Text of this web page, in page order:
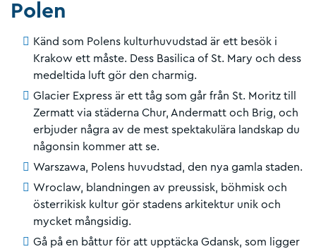
Polen
Känd som Polens kulturhuvudstad är ett besök i
Krakow ett måste. Dess Basilica of St. Mary och dess
medeltida luft gör den charmig.
Glacier Express är ett tåg som går från St. Moritz till
Zermatt via städerna Chur, Andermatt och Brig, och
erbjuder några av de mest spektakulära landskap du
någonsin kommer att se.
Warszawa, Polens huvudstad, den nya gamla staden.
Wroclaw, blandningen av preussisk, böhmisk och
österrikisk kultur gör stadens arkitektur unik och
mycket mångsidig.
Gå på en båttur för att upptäcka Gdansk, som ligger